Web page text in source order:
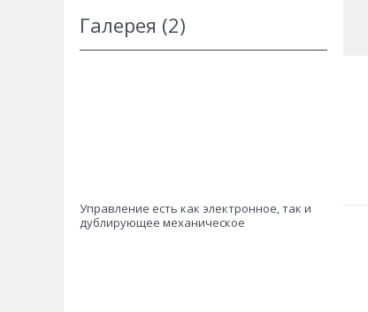
Галерея (2)
Управление есть как электронное, так и
дублирующее механическое